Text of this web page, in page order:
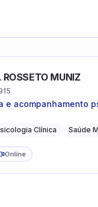
ROSSETO MUNIZ
e acompanhamento
Clínica Saúde
Online